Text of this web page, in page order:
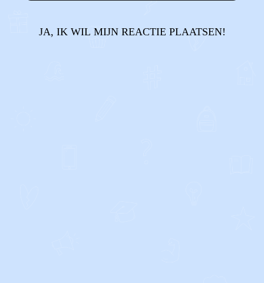
JA, IK WIL MIJN REACTIE PLAATSEN!